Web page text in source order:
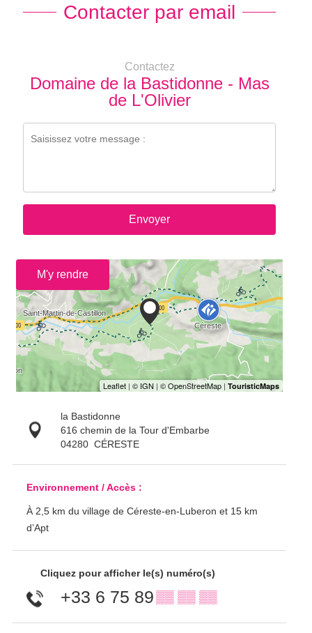
Contacter par email
Contactez
Domaine de la Bastidonne - Mas
de L'Olivier
Envoyer
M'y rendre
la Bastidonne
616 chemin de la Tour d'Embarbe
04280 CÉRESTE
Environnement / Accès :
À 2,5 km du village de Céreste-en-Luberon et 15 km
d’Apt
Cliquez pour afficher le(s) numéro(s)
+33 6 75 89 ▒▒ ▒▒ ▒▒